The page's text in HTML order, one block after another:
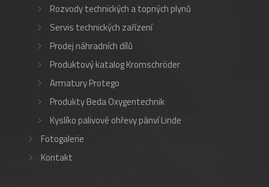
Rozvody technických a topných plynů
Servis technických zařízení
Prodej náhradních dílů
Produktový katalog Kromschröder
Armatury Protego
Produkty Beda Oxygentechnik
Kyslíko palivové ohřevy pánví Linde
Fotogalerie
Kontakt